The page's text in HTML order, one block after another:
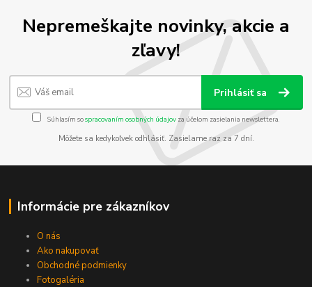
Nepremeškajte novinky, akcie a
zľavy!
Prihlásiť sa
Súhlasím sospracovaním osobných údajov za účelom zasielania newslettera.
Môžete sa kedykoľvek odhlásiť. Zasielame raz za 7 dní.
Informácie pre zákazníkov
O nás
Ako nakupovať
Obchodné podmienky
Fotogaléria